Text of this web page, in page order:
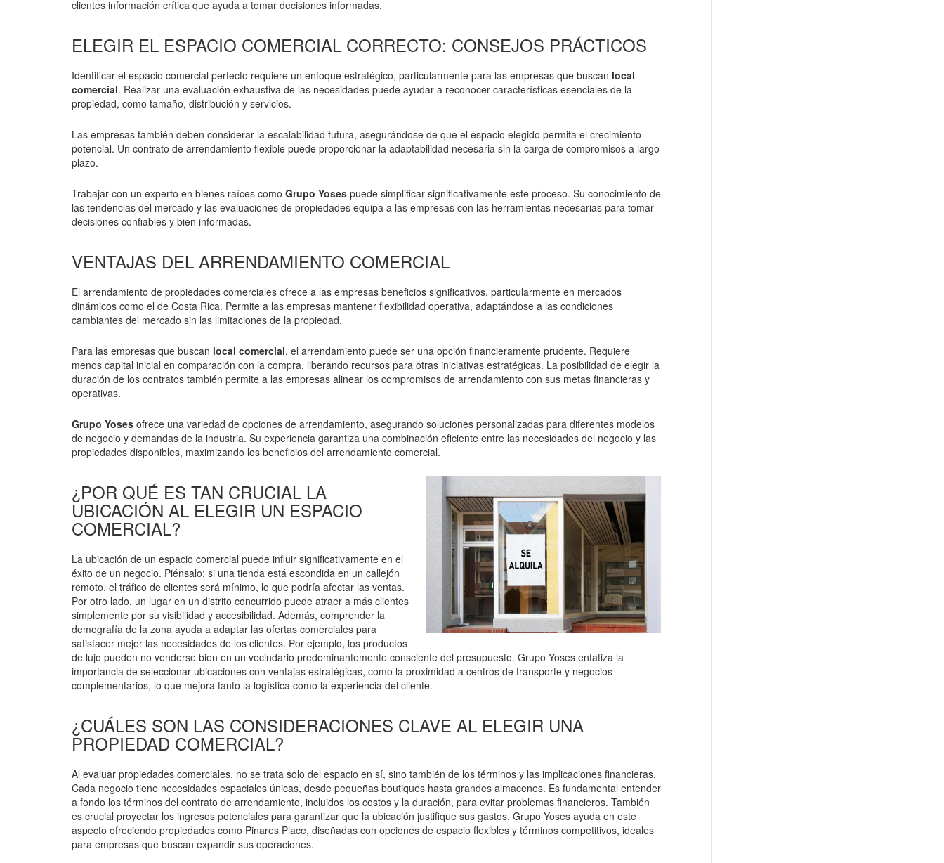
clientes información crítica que ayuda a tomar decisiones informadas.
ELEGIR EL ESPACIO COMERCIAL CORRECTO: CONSEJOS PRÁCTICOS
Identificar el espacio comercial perfecto requiere un enfoque estratégico, particularmente para las empresas que buscan local
comercial. Realizar una evaluación exhaustiva de las necesidades puede ayudar a reconocer características esenciales de la
propiedad, como tamaño, distribución y servicios.
Las empresas también deben considerar la escalabilidad futura, asegurándose de que el espacio elegido permita el crecimiento
potencial. Un contrato de arrendamiento flexible puede proporcionar la adaptabilidad necesaria sin la carga de compromisos a largo
plazo.
Trabajar con un experto en bienes raíces como Grupo Yoses puede simplificar significativamente este proceso. Su conocimiento de
las tendencias del mercado y las evaluaciones de propiedades equipa a las empresas con las herramientas necesarias para tomar
decisiones confiables y bien informadas.
VENTAJAS DEL ARRENDAMIENTO COMERCIAL
El arrendamiento de propiedades comerciales ofrece a las empresas beneficios significativos, particularmente en mercados
dinámicos como el de Costa Rica. Permite a las empresas mantener flexibilidad operativa, adaptándose a las condiciones
cambiantes del mercado sin las limitaciones de la propiedad.
Para las empresas que buscan local comercial, el arrendamiento puede ser una opción financieramente prudente. Requiere
menos capital inicial en comparación con la compra, liberando recursos para otras iniciativas estratégicas. La posibilidad de elegir la
duración de los contratos también permite a las empresas alinear los compromisos de arrendamiento con sus metas financieras y
operativas.
Grupo Yoses ofrece una variedad de opciones de arrendamiento, asegurando soluciones personalizadas para diferentes modelos
de negocio y demandas de la industria. Su experiencia garantiza una combinación eficiente entre las necesidades del negocio y las
propiedades disponibles, maximizando los beneficios del arrendamiento comercial.
¿POR QUÉ ES TAN CRUCIAL LA
UBICACIÓN AL ELEGIR UN ESPACIO
COMERCIAL?
La ubicación de un espacio comercial puede influir significativamente en el
éxito de un negocio. Piénsalo: si una tienda está escondida en un callejón
remoto, el tráfico de clientes será mínimo, lo que podría afectar las ventas.
Por otro lado, un lugar en un distrito concurrido puede atraer a más clientes
simplemente por su visibilidad y accesibilidad. Además, comprender la
demografía de la zona ayuda a adaptar las ofertas comerciales para
satisfacer mejor las necesidades de los clientes. Por ejemplo, los productos
de lujo pueden no venderse bien en un vecindario predominantemente consciente del presupuesto. Grupo Yoses enfatiza la
importancia de seleccionar ubicaciones con ventajas estratégicas, como la proximidad a centros de transporte y negocios
complementarios, lo que mejora tanto la logística como la experiencia del cliente.
¿CUÁLES SON LAS CONSIDERACIONES CLAVE AL ELEGIR UNA
PROPIEDAD COMERCIAL?
Al evaluar propiedades comerciales, no se trata solo del espacio en sí, sino también de los términos y las implicaciones financieras.
Cada negocio tiene necesidades espaciales únicas, desde pequeñas boutiques hasta grandes almacenes. Es fundamental entender
a fondo los términos del contrato de arrendamiento, incluidos los costos y la duración, para evitar problemas financieros. También
es crucial proyectar los ingresos potenciales para garantizar que la ubicación justifique sus gastos. Grupo Yoses ayuda en este
aspecto ofreciendo propiedades como Pinares Place, diseñadas con opciones de espacio flexibles y términos competitivos, ideales
para empresas que buscan expandir sus operaciones.